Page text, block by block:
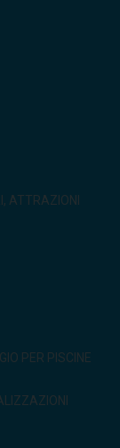
ATTRAZIONI
PER PISCINE